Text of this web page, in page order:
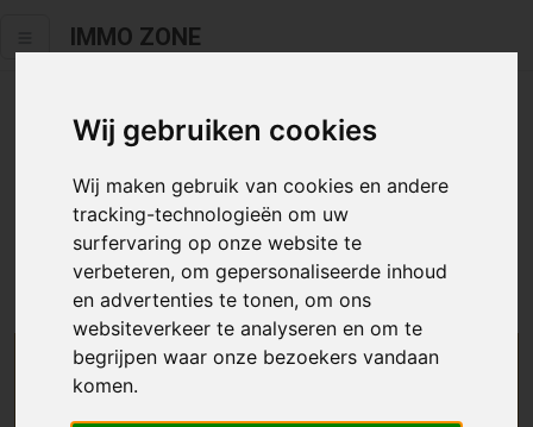
Wij gebruiken cookies
Wij maken gebruik van cookies en andere
tracking-technologieën om uw
surfervaring op onze website te
verbeteren, om gepersonaliseerde inhoud
en advertenties te tonen, om ons
websiteverkeer te analyseren en om te
begrijpen waar onze bezoekers vandaan
komen.
IMMO ZONE
Helaas staat dit zoekertje niet
meer online.
Neem zeker een kijkje in ons aanbod te koop
We helpen u graag zoeken